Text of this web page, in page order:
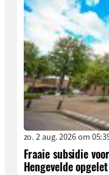
zo. 2 aug. 2026 om
Fraaie subsidie
Hengevelde opgelet